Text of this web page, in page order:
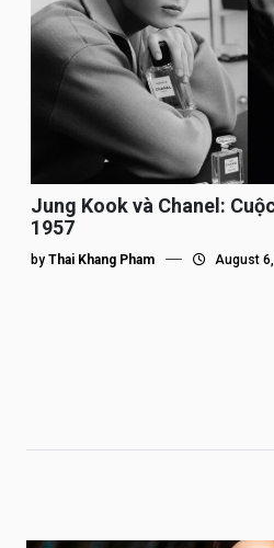
Jung Kook và Chanel:
1957
by Thai Khang Pham August